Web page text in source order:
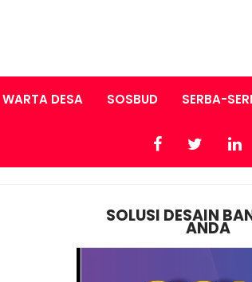
WARTA DESA SOSBUD SERBA-
SOLUSI DESAIN
ANDA